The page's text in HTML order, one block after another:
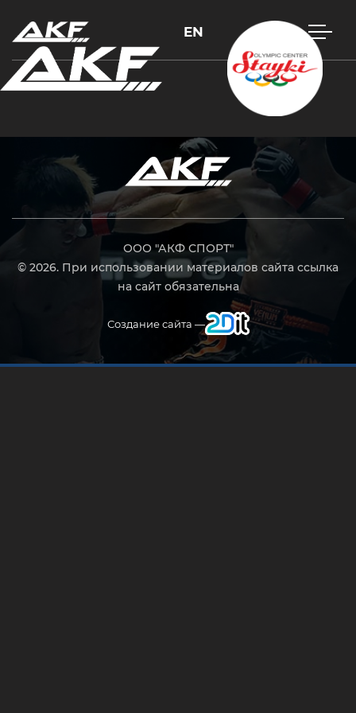
EN
ООО "АКФ СПОРТ"
© 2026. При использовании материалов сайта ссылка
на сайт обязательна
Создание сайта —
Нажмите Enter для поиска или Esc, чтобы закрыть